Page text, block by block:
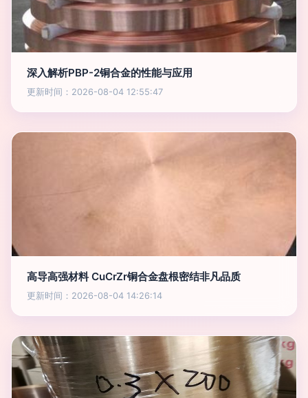
深入解析PBP-2铜合金的性能与应用
更新时间：2026-08-04 12:55:47
高导高强材料 CuCrZr铜合金盘根密结非凡品质
更新时间：2026-08-04 14:26:14